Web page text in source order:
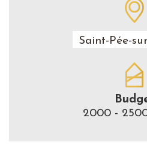
Saint-Pée-
2000 -